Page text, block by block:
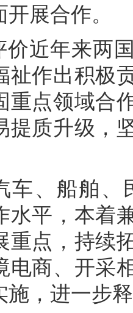
展合作。
价近年来两
祉作出积极
重点领域合
提质升级，
车、船舶、
水平，本着
重点，持续
电商、开采
施，进一步